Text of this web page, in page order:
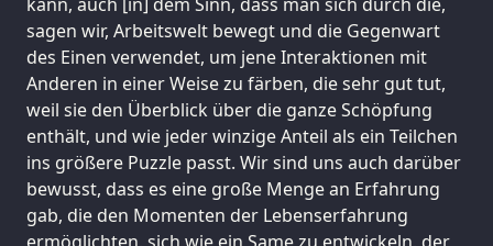
sagen wir, Arbeitswelt bewegt und die Gegenwart
des Einen verwendet, um jene Interaktionen mit
Anderen in einer Weise zu färben, die sehr gut tut,
weil sie den Überblick über die ganze Schöpfung
enthält, und wie jeder winzige Anteil als ein Teilchen
ins größere Puzzle passt. Wir sind uns auch darüber
bewusst, dass es eine große Menge an Erfahrung
gab, die den Momenten der Lebenserfahrung